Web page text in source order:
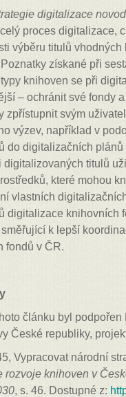
digitalizace
proces digitalizace,
výběru titulů
získané při
knihoven se při
– ochránit své fondy
zpřístupnit svým
výzev, například v
do digitalizačních
digitalizovaných titulů
které mohou
vlastních
digitalizace knihovních
k lepší
fondů v ČR.
článku byl
České republiky,
Vypracovat národní
rozvoje knihoven v
, s. 46. Dostupné z: